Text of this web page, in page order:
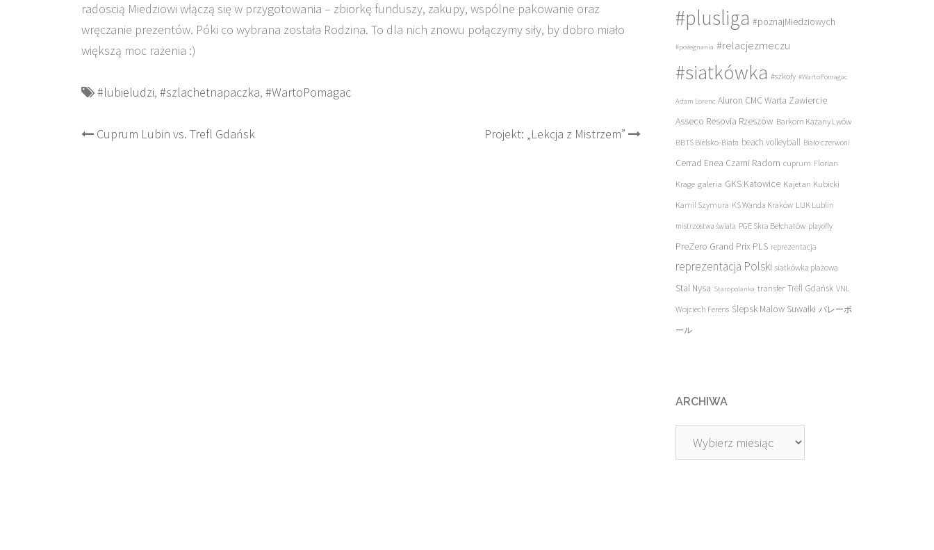
radoscią Miedziowi włączą się w przygotowania – zbiorkę funduszy, zakupy, wspólne pakowanie oraz
wręczanie prezentów. Póki co wybrana została Rodzina. To dla nich znowu połączymy siły, by dobro miało
większą moc rażenia :)
#lubieludzi, #szlachetnapaczka, #WartoPomagac
Post
Cuprum Lubin vs. Trefl Gdańsk Projekt: „Lekcja z Mistrzem”
#plusliga #poznajMiedziowych
#pożegnania #relacjezmeczu
#siatkówka #szkoły #WartoPomagac
Adam Lorenc Aluron CMC Warta Zawiercie
Asseco Resovia Rzeszów Barkom Każany Lwów
BBTS Bielsko-Biała beach volleyball Biało-czerwoni
Cerrad Enea Czarni Radom cuprum Florian
Krage galeria GKS Katowice Kajetan Kubicki
Kamil Szymura KS Wanda Kraków LUK Lublin
mistrzostwa świata PGE Skra Bełchatów playoffy
PreZero Grand Prix PLS reprezentacja
reprezentacja Polski siatkówka plażowa
Stal Nysa Staropolanka transfer Trefl Gdańsk VNL
Wojciech Ferens Ślepsk Malow Suwałki バレーボ
ール
ARCHIWA
Archiwa